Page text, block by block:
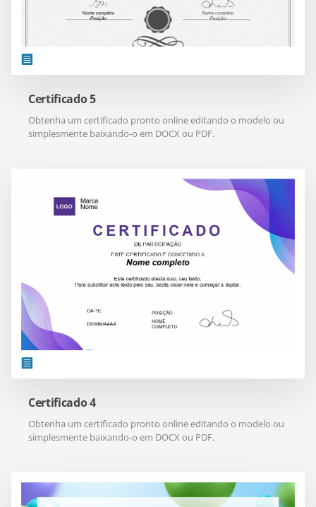
Certificado 5
Obtenha um certificado pronto online editando o modelo ou
simplesmente baixando-o em DOCX ou PDF.
Certificado 4
Obtenha um certificado pronto online editando o modelo ou
simplesmente baixando-o em DOCX ou PDF.